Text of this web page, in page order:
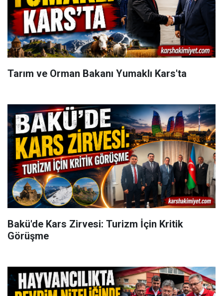
Tarım ve Orman Bakanı Yumaklı Kars'ta
Bakü'de Kars Zirvesi: Turizm İçin Kritik
Görüşme